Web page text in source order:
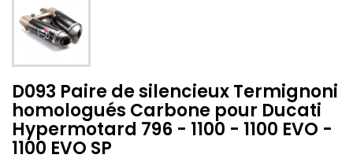
D093 Paire de silencieux Termignoni
homologués Carbone pour Ducati
Hypermotard 796 - 1100 - 1100 EVO -
1100 EVO SP